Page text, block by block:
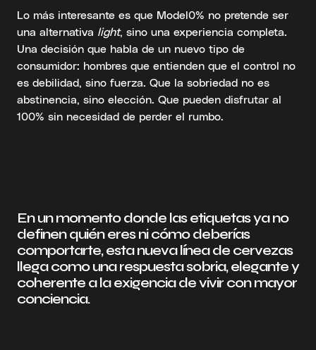
Lo más interesante es que Model0% no pretende ser
una alternativa light, sino una experiencia completa.
Una decisión que habla de un nuevo tipo de
consumidor: hombres que entienden que el control no
es debilidad, sino fuerza. Que la sobriedad no es
abstinencia, sino elección. Que pueden disfrutar al
100% sin necesidad de perder el rumbo.
En un momento donde las etiquetas ya no
definen quién eres ni cómo deberías
comportarte, esta nueva línea de cervezas
llega como una respuesta sobria, elegante y
coherente a la exigencia de vivir con mayor
conciencia.